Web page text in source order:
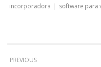
incorporadora | software para
PREVIOUS